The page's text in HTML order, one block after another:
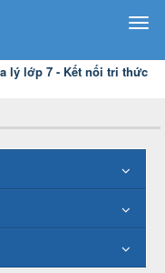
lý lớp 7 - Kết nối tri thức